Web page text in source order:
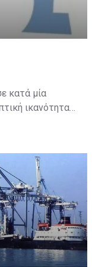
κατά μία
ικανότητα
την
Ελληνική σε B
αναμένει
περιβάλλον
του